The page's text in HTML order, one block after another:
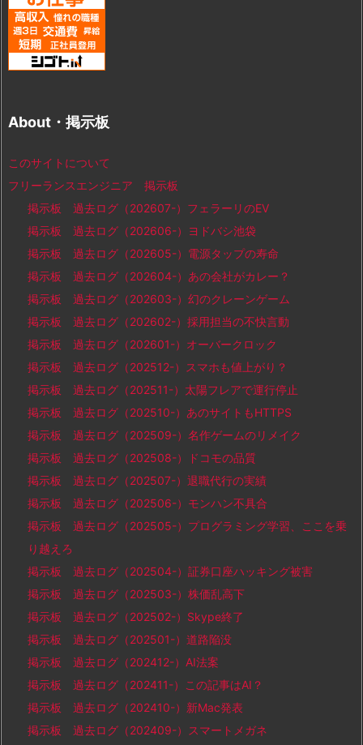
About・掲示板
このサイトについて
フリーランスエンジニア 掲示板
掲示板 過去ログ（202607-）フェラーリのEV
掲示板 過去ログ（202606-）ヨドバシ池袋
掲示板 過去ログ（202605-）電源タップの寿命
掲示板 過去ログ（202604-）あの会社がカレー？
掲示板 過去ログ（202603-）幻のクレーンゲーム
掲示板 過去ログ（202602-）採用担当の不快言動
掲示板 過去ログ（202601-）オーバークロック
掲示板 過去ログ（202512-）スマホも値上がり？
掲示板 過去ログ（202511-）太陽フレアで運行停止
掲示板 過去ログ（202510-）あのサイトもHTTPS
掲示板 過去ログ（202509-）名作ゲームのリメイク
掲示板 過去ログ（202508-）ドコモの品質
掲示板 過去ログ（202507-）退職代行の実績
掲示板 過去ログ（202506-）モンハン不具合
掲示板 過去ログ（202505-）プログラミング学習、ここを乗
り越えろ
掲示板 過去ログ（202504-）証券口座ハッキング被害
掲示板 過去ログ（202503-）株価乱高下
掲示板 過去ログ（202502-）Skype終了
掲示板 過去ログ（202501-）道路陥没
掲示板 過去ログ（202412-）AI法案
掲示板 過去ログ（202411-）この記事はAI？
掲示板 過去ログ（202410-）新Mac発表
掲示板 過去ログ（202409-）スマートメガネ